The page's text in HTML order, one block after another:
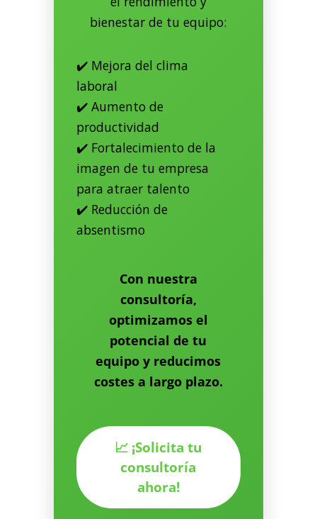
bienestar de tu equipo:
✔️ Mejora del clima
laboral
✔️ Aumento de
productividad
✔️ Fortalecimiento de la
imagen de tu empresa
para atraer talento
✔️ Reducción de
absentismo
Con nuestra
consultoría,
optimizamos el
potencial de tu
equipo y reducimos
costes a largo plazo.
📈 ¡Solicita tu
consultoría
ahora!